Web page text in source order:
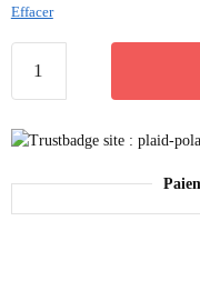
Effacer